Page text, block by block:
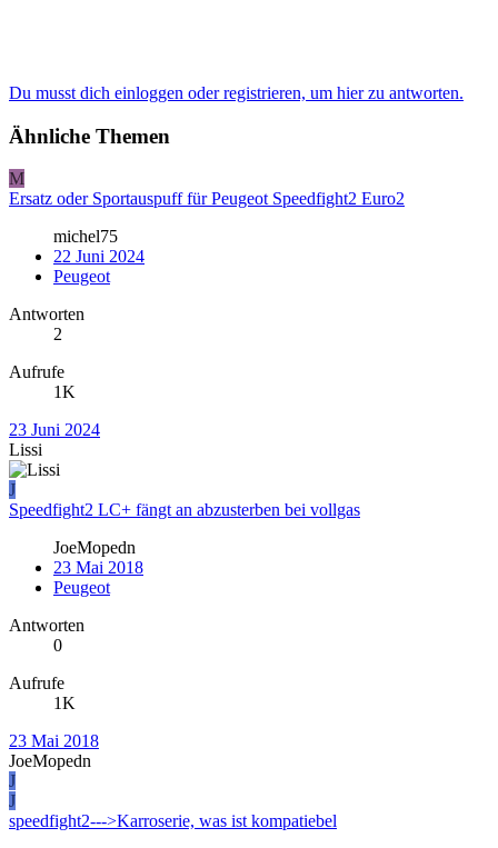
Du musst dich einloggen oder registrieren, um hier zu antworten.
Ähnliche Themen
M
Ersatz oder Sportauspuff für Peugeot Speedfight2 Euro2
michel75
22 Juni 2024
Peugeot
Antworten
2
Aufrufe
1K
23 Juni 2024
Lissi
J
Speedfight2 LC+ fängt an abzusterben bei vollgas
JoeMopedn
23 Mai 2018
Peugeot
Antworten
0
Aufrufe
1K
23 Mai 2018
JoeMopedn
J
J
speedfight2--->Karroserie, was ist kompatiebel